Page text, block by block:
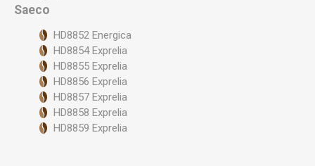
Saeco
HD8852 Energica
HD8854 Exprelia
HD8855 Exprelia
HD8856 Exprelia
HD8857 Exprelia
HD8858 Exprelia
HD8859 Exprelia